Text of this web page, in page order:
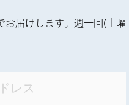
お届けします。週一回(土曜